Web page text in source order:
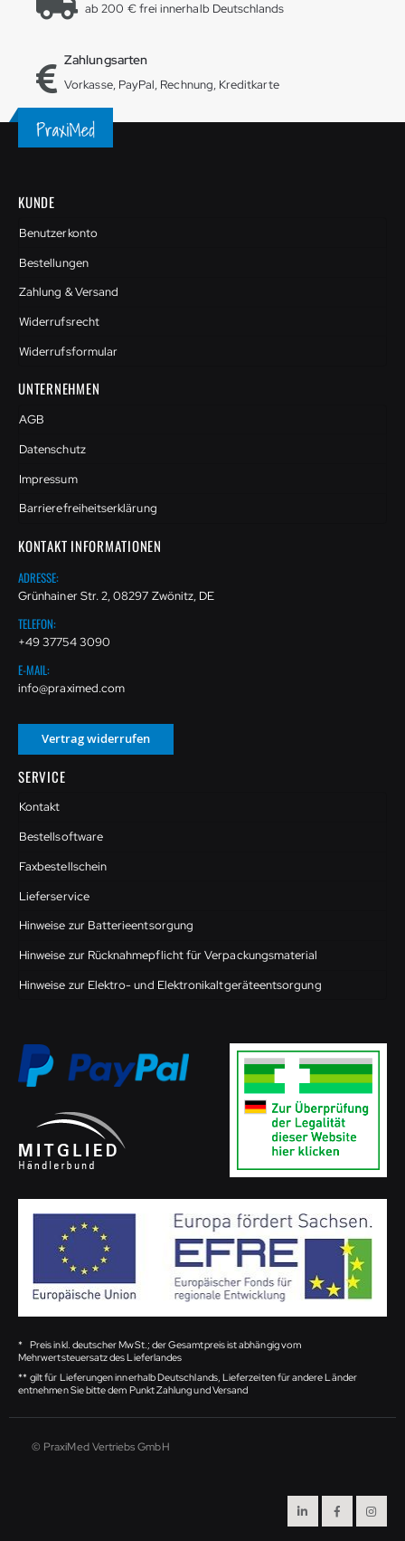
ab 200 € frei innerhalb Deutschlands
Zahlungsarten
Vorkasse, PayPal, Rechnung, Kreditkarte
KUNDE
Benutzerkonto
Bestellungen
Zahlung & Versand
Widerrufsrecht
Widerrufsformular
UNTERNEHMEN
AGB
Datenschutz
Impressum
Barrierefreiheitserklärung
KONTAKT INFORMATIONEN
ADRESSE:
Grünhainer Str. 2, 08297 Zwönitz, DE
TELEFON:
+49 37754 3090
E-MAIL:
info@praximed.com
Vertrag widerrufen
SERVICE
Kontakt
Bestellsoftware
Faxbestellschein
Lieferservice
Hinweise zur Batterieentsorgung
Hinweise zur Rücknahmepflicht für Verpackungsmaterial
Hinweise zur Elektro- und Elektronikaltgeräteentsorgung
* Preis inkl. deutscher MwSt.; der Gesamtpreis ist abhängig vom
Mehrwertsteuersatz des Lieferlandes
** gilt für Lieferungen innerhalb Deutschlands, Lieferzeiten für andere Länder
entnehmen Sie bitte dem Punkt Zahlung und Versand
© PraxiMed Vertriebs GmbH